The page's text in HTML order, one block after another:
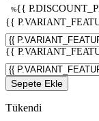
%{{
{{
{{
Sepete Ekle
Tükendi